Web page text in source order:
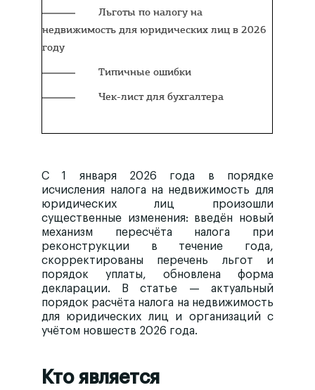
Льготы по налогу на
недвижимость для юридических лиц в 2026
году
Типичные ошибки
Чек-лист для бухгалтера
С 1 января 2026 года в порядке
исчисления налога на недвижимость для
юридических лиц произошли
существенные изменения: введён новый
механизм пересчёта налога при
реконструкции в течение года,
скорректированы перечень льгот и
порядок уплаты, обновлена форма
декларации. В статье — актуальный
порядок расчёта налога на недвижимость
для юридических лиц и организаций с
учётом новшеств 2026 года.
Кто является